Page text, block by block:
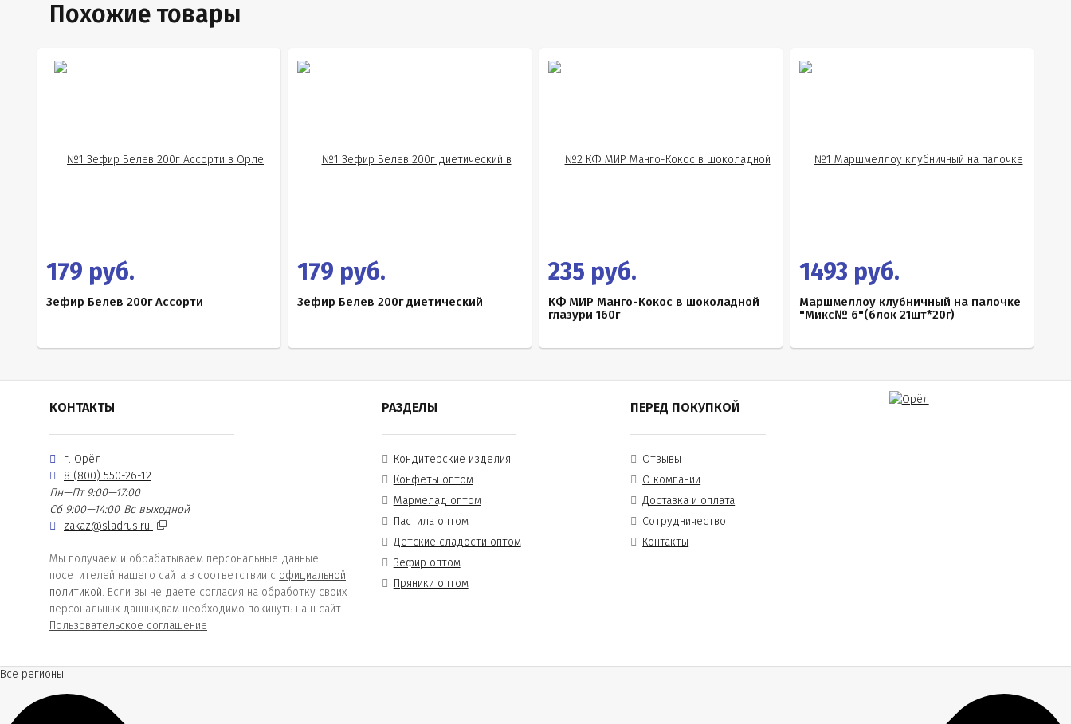
Похожие товары
179 руб.
Зефир Белев 200г Ассорти
179 руб.
Зефир Белев 200г диетический
235 руб.
КФ МИР Манго-Кокос в шоколадной
глазури 160г
1493 руб.
Маршмеллоу клубничный на палочке
"Микс№ 6"(блок 21шт*20г)
КОНТАКТЫ
г. Орёл
8 (800) 550-26-12
Пн—Пт 9:00—17:00
Сб 9:00—14:00 Вс выходной
zakaz@sladrus.ru
Мы получаем и обрабатываем персональные данные
посетителей нашего сайта в соответствии с официальной
политикой. Если вы не даете согласия на обработку своих
персональных данных,вам необходимо покинуть наш сайт.
Пользовательское соглашение
РАЗДЕЛЫ
Кондитерские изделия
Конфеты оптом
Мармелад оптом
Пастила оптом
Детские сладости оптом
Зефир оптом
Пряники оптом
ПЕРЕД ПОКУПКОЙ
Отзывы
О компании
Доставка и оплата
Сотрудничество
Контакты
Все регионы